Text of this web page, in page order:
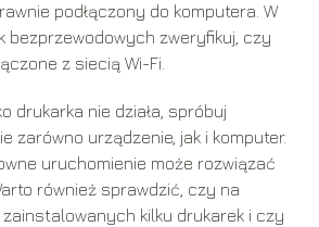
podłączony do komputera. W
bezprzewodowych zweryfikuj, czy
z siecią Wi-Fi.
drukarka nie działa, spróbuj
zarówno urządzenie, jak i komputer.
uruchomienie może rozwiązać
również sprawdzić, czy na
kilku drukarek i czy